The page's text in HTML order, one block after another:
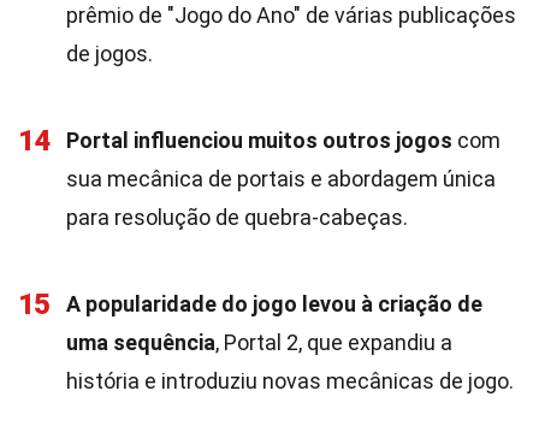
prêmio de "Jogo do Ano" de várias publicações
de jogos.
14 Portal influenciou muitos outros jogos com
sua mecânica de portais e abordagem única
para resolução de quebra-cabeças.
15
A popularidade do jogo levou à criação de
uma sequência, Portal 2, que expandiu a
história e introduziu novas mecânicas de jogo.